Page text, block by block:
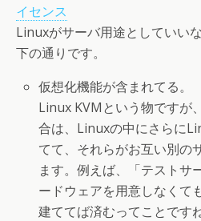
イセンス
Linuxがサーバ用途としていい
下の通りです。
仮想化機能が含まれてる。
Linux KVMという物ですが
合は、Linuxの中にさらに
てて、それらがお互い別の
ます。例えば、「テストサ
ードウェアを用意しなくて
建ててば済むってことですね